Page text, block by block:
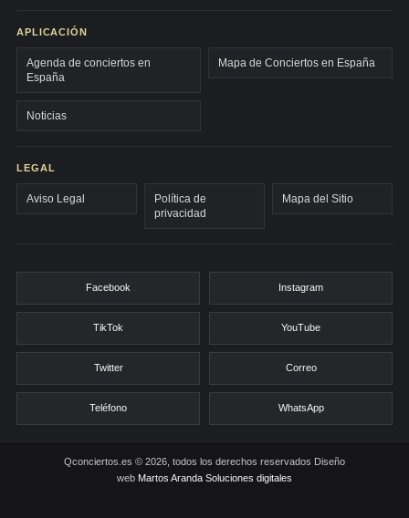
APLICACIÓN
Agenda de conciertos en
España
Mapa de Conciertos en España
Noticias
LEGAL
Aviso Legal
Política de
privacidad
Mapa del Sitio
Facebook Instagram
TikTok YouTube
Twitter Correo
Teléfono WhatsApp
Qconciertos.es © 2026, todos los derechos reservados Diseño
web Martos Aranda Soluciones digitales